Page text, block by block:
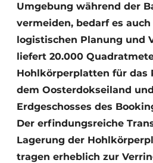
Umgebung während der
vermeiden, bedarf es
logistischen Planung und
liefert 20.000
Hohlkörperplatten für das
dem Oosterdokseiland
Erdgeschosses des
Der erfindungsreiche
Lagerung der
tragen erheblich zur